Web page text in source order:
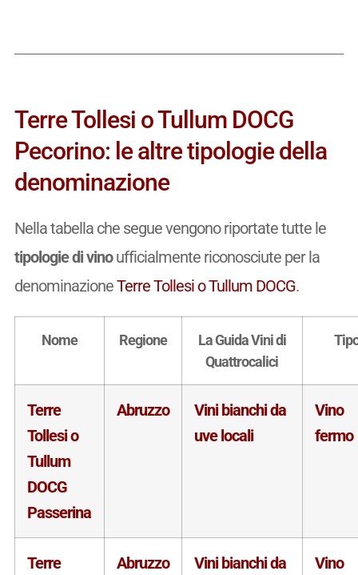
Terre Tollesi o Tullum DOCG
Pecorino: le altre tipologie della
denominazione
Nella tabella che segue vengono riportate tutte le
tipologie di vinoufficialmente riconosciute per la
denominazioneTerre Tollesi o Tullum DOCG.
Nome Regione
La Guida Vini di
Quattrocalici
Terre
Tollesi o
Tullum
DOCG
Passerina
Abruzzo
Vini bianchi da
uve locali
Vino
fermo
Terre
Abruzzo
Vini bianchi da
Vino